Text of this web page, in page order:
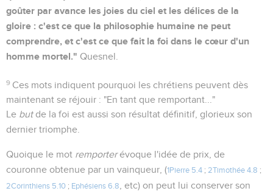
goûter par avance les joies du ciel et les délices de la
gloire : c'est ce que la philosophie humaine ne peut
comprendre, et c'est ce que fait la foi dans le cœur d'un
homme mortel." Quesnel.
9 Ces mots indiquent pourquoi les chrétiens peuvent dès
maintenant se réjouir : "En tant que remportant..."
Le butde la foi est aussi son résultat définitif, glorieux son
dernier triomphe.
Quoique le mot remporterévoque l'idée de prix, de
couronne obtenue par un vainqueur, (1Pierre 5.4 ; 2Timothée 4.8 ;
2Corinthiens 5.10 ; Ephésiens 6.8
, etc) on peut lui conserver son